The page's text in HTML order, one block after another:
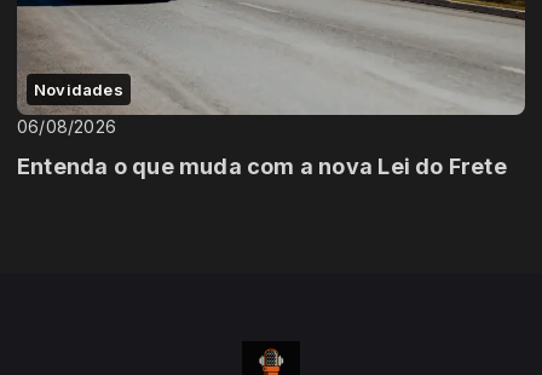
Novidades
06/08/2026
Entenda o que muda com a nova Lei do Frete